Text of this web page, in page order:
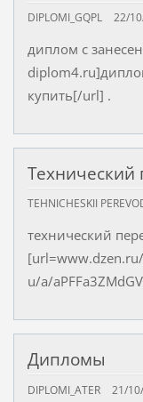
DIPLOMI_GQPL 22/
диплом с
купить[/url] .
Технический
TEHNICHESKII
технический
u/a/
Дипломы
DIPLOMI_ATER 21/